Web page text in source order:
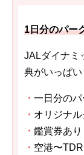
1日分のパー
JALダイナミ
典がいっぱい
・ 一日分のパ
・ オリジナル
・ 鑑賞券あり
・ 空港〜